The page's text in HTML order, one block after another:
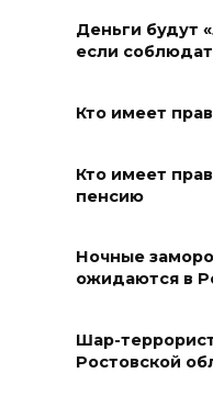
Огненный
05 августа 2026
Подготовка
05 августа 2026
Жеребьевка
партий
05 августа 2026
Деньги будут
если
Кто имеет
Кто имеет
пенсию
Ночные
ожидаются в
Шар-
Ростовской